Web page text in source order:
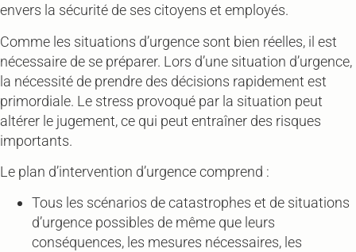
envers la sécurité de ses citoyens et employés.
Comme les situations d’urgence sont bien réelles, il est
nécessaire de se préparer. Lors d’une situation d’urgence,
la nécessité de prendre des décisions rapidement est
primordiale. Le stress provoqué par la situation peut
altérer le jugement, ce qui peut entraîner des risques
importants.
Le plan d’intervention d’urgence comprend :
Tous les scénarios de catastrophes et de situations
d’urgence possibles de même que leurs
conséquences, les mesures nécessaires, les